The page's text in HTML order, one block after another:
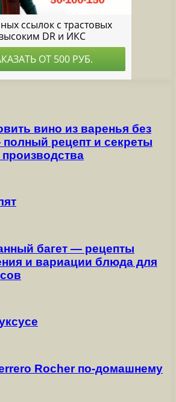
вино из варенья без
рецепт и секреты
багет — рецепты
и вариации блюда для
Rocher по-домашнему